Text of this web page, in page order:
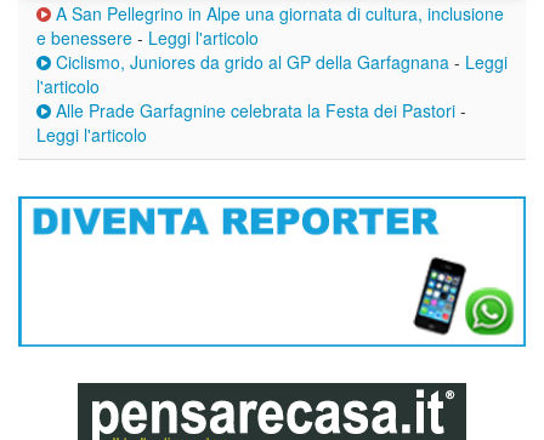
A San Pellegrino in Alpe una giornata di cultura, inclusione
e benessere - Leggi l'articolo
Ciclismo, Juniores da grido al GP della Garfagnana - Leggi
l'articolo
Alle Prade Garfagnine celebrata la Festa dei Pastori -
Leggi l'articolo